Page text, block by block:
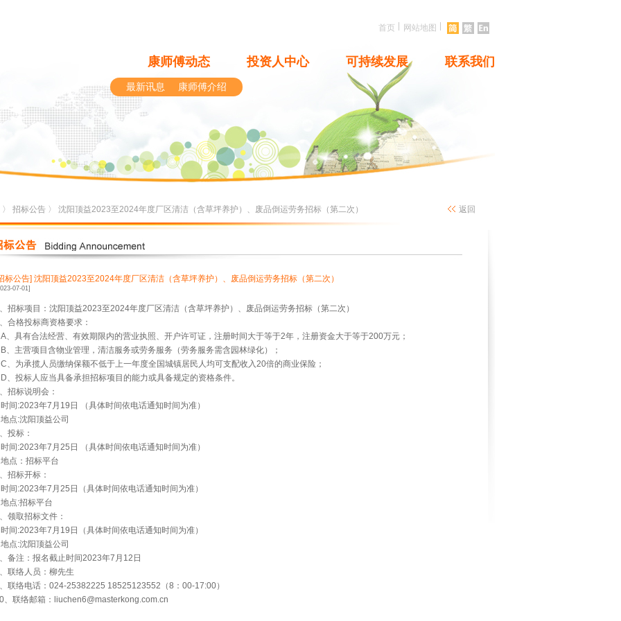
首页 网站地图
康师傅动态 投资人中心 可持续发展 联系我们
最新讯息 康师傅介绍
〉 招标公告 〉 沈阳顶益2023至2024年度厂区清洁（含草坪养护）、废品倒运劳务招标（第二次） 返回
标公告] 沈阳顶益2023至2024年度厂区清洁（含草坪养护）、废品倒运劳务招标（第二次）
07-01]
招标项目：沈阳顶益2023至2024年度厂区清洁（含草坪养护）、废品倒运劳务招标（第二次）
合格投标商资格要求：
具有合法经营、有效期限内的营业执照、开户许可证，注册时间大于等于2年，注册资金大于等于200万元；
主营项目含物业管理，清洁服务或劳务服务（劳务服务需含园林绿化）；
为承揽人员缴纳保额不低于上一年度全国城镇居民人均可支配收入20倍的商业保险；
投标人应当具备承担招标项目的能力或具备规定的资格条件。
招标说明会：
间:2023年7月19日 （具体时间依电话通知时间为准）
点:沈阳顶益公司
投标：
间:2023年7月25日 （具体时间依电话通知时间为准）
点：招标平台
招标开标：
间:2023年7月25日（具体时间依电话通知时间为准）
点:招标平台
领取招标文件：
间:2023年7月19日（具体时间依电话通知时间为准）
点:沈阳顶益公司
备注：报名截止时间2023年7月12日
联络人员：柳先生
联络电话：024-25382225 18525123552（8：00-17:00）
、联络邮箱：liuchen6@masterkong.com.cn